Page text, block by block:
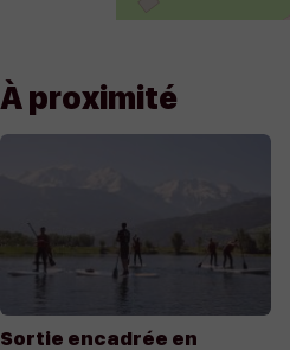
À proximité
Sortie encadrée en
Appeler